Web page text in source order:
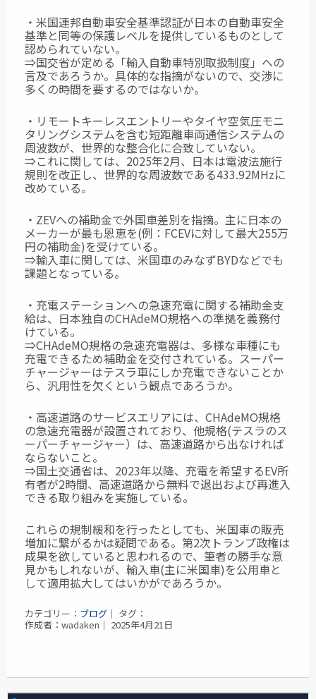
・米国連邦自動車安全基準認証が日本の自動車安全
基準と同等の保護レベルを提供しているものとして
認められていない。
⇒国交省が定める「輸入自動車特別取扱制度」への
言及であろうか。具体的な指摘がないので、交渉に
多くの時間を要するのではないか。
・リモートキーレスエントリーやタイヤ空気圧モニ
タリングシステムを含む短距離車両通信システムの
周波数が、世界的な整合化に合致していない。
⇒これに関しては、2025年2月、日本は電波法施行
規則を改正し、世界的な周波数である433.92MHzに
改めている。
・ZEVへの補助金で外国車差別を指摘。主に日本の
メーカーが最も恩恵を(例：FCEVに対して最大255万
円の補助金)を受けている。
⇒輸入車に関しては、米国車のみなずBYDなどでも
課題となっている。
・充電ステーションへの急速充電に関する補助金支
給は、日本独自のCHAdeMO規格への準拠を義務付
けている。
⇒CHAdeMO規格の急速充電器は、多様な車種にも
充電できるため補助金を交付されている。スーパー
チャージャーはテスラ車にしか充電できないことか
ら、汎用性を欠くという観点であろうか。
・高速道路のサービスエリアには、CHAdeMO規格
の急速充電器が設置されており、他規格(テスラのス
ーパーチャージャー）は、高速道路から出なければ
ならないこと。
⇒国土交通省は、2023年以降、充電を希望するEV所
有者が2時間、高速道路から無料で退出および再進入
できる取り組みを実施している。
これらの規制緩和を行ったとしても、米国車の販売
増加に繋がるかは疑問である。第2次トランプ政権は
成果を欲していると思われるので、筆者の勝手な意
見かもしれないが、輸入車(主に米国車)を公用車と
して適用拡大してはいかがであろうか。
カテゴリー： ブログ ｜ タグ：
作成者：wadaken｜ 2025年4月21日